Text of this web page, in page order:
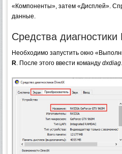
«Компоненты», затем «Дисплей».
данные.
Средства диагностики
Необходимо запустить окно
R. После этого ввести команду dxdiag.